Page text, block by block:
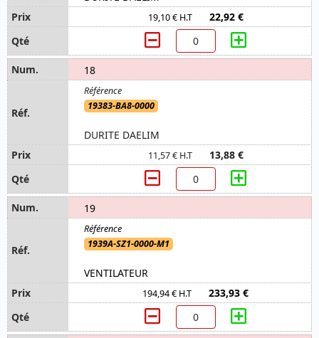
19,10 € H.T 22,92 €
18
19383-BA8-0000
DURITE DAELIM
11,57 € H.T 13,88 €
19
1939A-SZ1-0000-M1
VENTILATEUR
194,94 € H.T 233,93 €